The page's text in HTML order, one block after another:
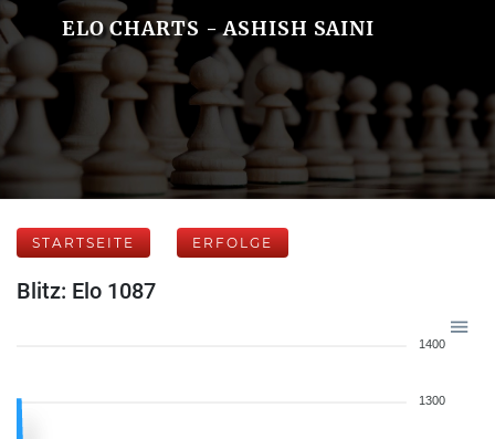
ELO CHARTS - ASHISH SAINI
STARTSEITE ERFOLGE
Blitz: Elo 1087
1400
1300